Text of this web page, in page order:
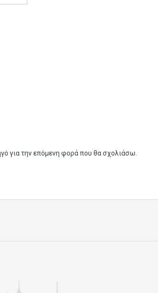
για την επόμενη φορά που θα σχολιάσω.